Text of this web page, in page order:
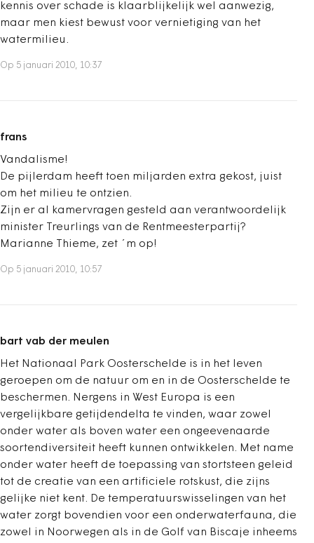
kennis over schade is klaarblijkelijk wel aanwezig,
maar men kiest bewust voor vernietiging van het
watermilieu.
Op 5 januari 2010, 10:37
frans
Vandalisme!
De pijlerdam heeft toen miljarden extra gekost, juist
om het milieu te ontzien.
Zijn er al kamervragen gesteld aan verantwoordelijk
minister Treurlings van de Rentmeesterpartij?
Marianne Thieme, zet ´m op!
Op 5 januari 2010, 10:57
bart vab der meulen
Het Nationaal Park Oosterschelde is in het leven
geroepen om de natuur om en in de Oosterschelde te
beschermen. Nergens in West Europa is een
vergelijkbare getijdendelta te vinden, waar zowel
onder water als boven water een ongeevenaarde
soortendiversiteit heeft kunnen ontwikkelen. Met name
onder water heeft de toepassing van stortsteen geleid
tot de creatie van een artificiele rotskust, die zijns
gelijke niet kent. De temperatuurswisselingen van het
water zorgt bovendien voor een onderwaterfauna, die
zowel in Noorwegen als in de Golf van Biscaje inheems